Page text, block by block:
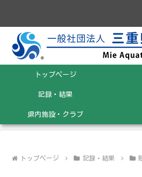
トップページ
記録・結果
県内施設・クラブ
トップページ 記録・結果